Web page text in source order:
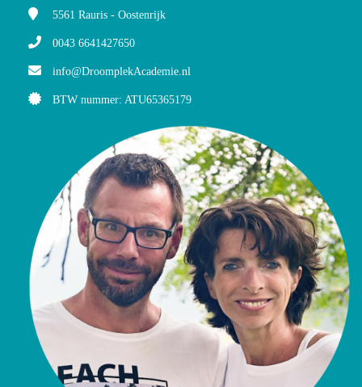
5561 Rauris - Oostenrijk
0043 6641427650
info@DroomplekAcademie.nl
BTW nummer: ATU65365179